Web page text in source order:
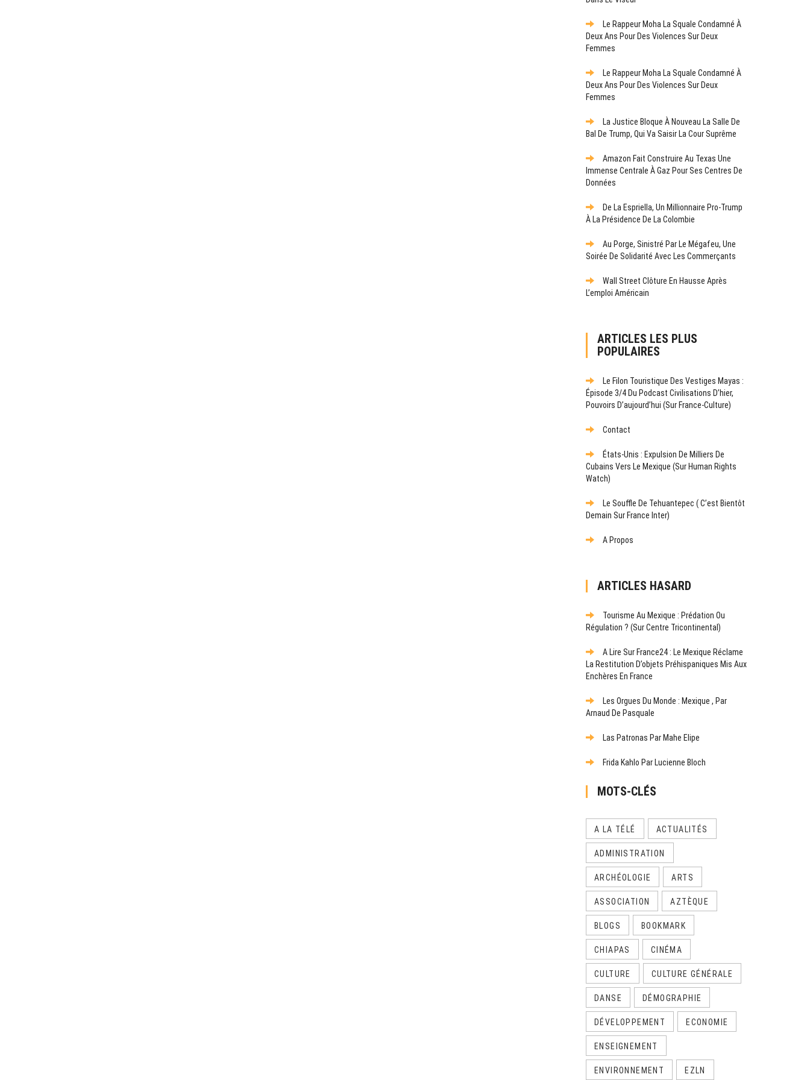
Le Rappeur Moha La Squale Condamné À
Deux Ans Pour Des Violences Sur Deux
Femmes
Le Rappeur Moha La Squale Condamné À
Deux Ans Pour Des Violences Sur Deux
Femmes
La Justice Bloque À Nouveau La Salle De
Bal De Trump, Qui Va Saisir La Cour Suprême
Amazon Fait Construire Au Texas Une
Immense Centrale À Gaz Pour Ses Centres De
Données
De La Espriella, Un Millionnaire Pro-Trump
À La Présidence De La Colombie
Au Porge, Sinistré Par Le Mégafeu, Une
Soirée De Solidarité Avec Les Commerçants
Wall Street Clôture En Hausse Après
L’emploi Américain
ARTICLES LES PLUS
POPULAIRES
Le Filon Touristique Des Vestiges Mayas :
Épisode 3/4 Du Podcast Civilisations D’hier,
Pouvoirs D’aujourd’hui (sur France-Culture)
Contact
États-Unis : Expulsion De Milliers De
Cubains Vers Le Mexique (sur Human Rights
Watch)
Le Souffle De Tehuantepec ( C’est Bientôt
Demain Sur France Inter)
A Propos
ARTICLES HASARD
Tourisme Au Mexique : Prédation Ou
Régulation ? (Sur Centre Tricontinental)
A Lire Sur France24 : Le Mexique Réclame
La Restitution D’objets Préhispaniques Mis Aux
Enchères En France
Les Orgues Du Monde : Mexique , Par
Arnaud De Pasquale
Las Patronas Par Mahe Elipe
Frida Kahlo Par Lucienne Bloch
MOTS-CLÉS
A LA TÉLÉ ACTUALITÉS
ADMINISTRATION
ARCHÉOLOGIE ARTS
ASSOCIATION AZTÈQUE
BLOGS BOOKMARK
CHIAPAS CINÉMA
CULTURE CULTURE GÉNÉRALE
DANSE DÉMOGRAPHIE
DÉVELOPPEMENT ECONOMIE
ENSEIGNEMENT
ENVIRONNEMENT EZLN